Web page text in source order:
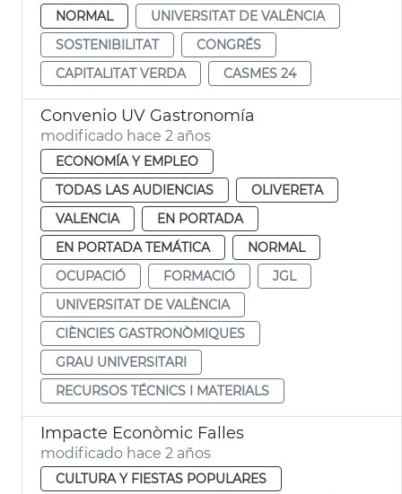
NORMAL
UNIVERSITAT DE VALÈNCIA
SOSTENIBILITAT
CONGRÉS
CAPITALITAT VERDA
CASMES 24
Convenio UV Gastronomía
modificado hace 2 años
ECONOMÍA Y EMPLEO
TODAS LAS AUDIENCIAS
OLIVERETA
VALENCIA
EN PORTADA
EN PORTADA TEMÁTICA
NORMAL
OCUPACIÓ
FORMACIÓ
JGL
UNIVERSITAT DE VALÈNCIA
CIÈNCIES GASTRONÒMIQUES
GRAU UNIVERSITARI
RECURSOS TÉCNICS I MATERIALS
Impacte Econòmic Falles
modificado hace 2 años
CULTURA Y FIESTAS POPULARES